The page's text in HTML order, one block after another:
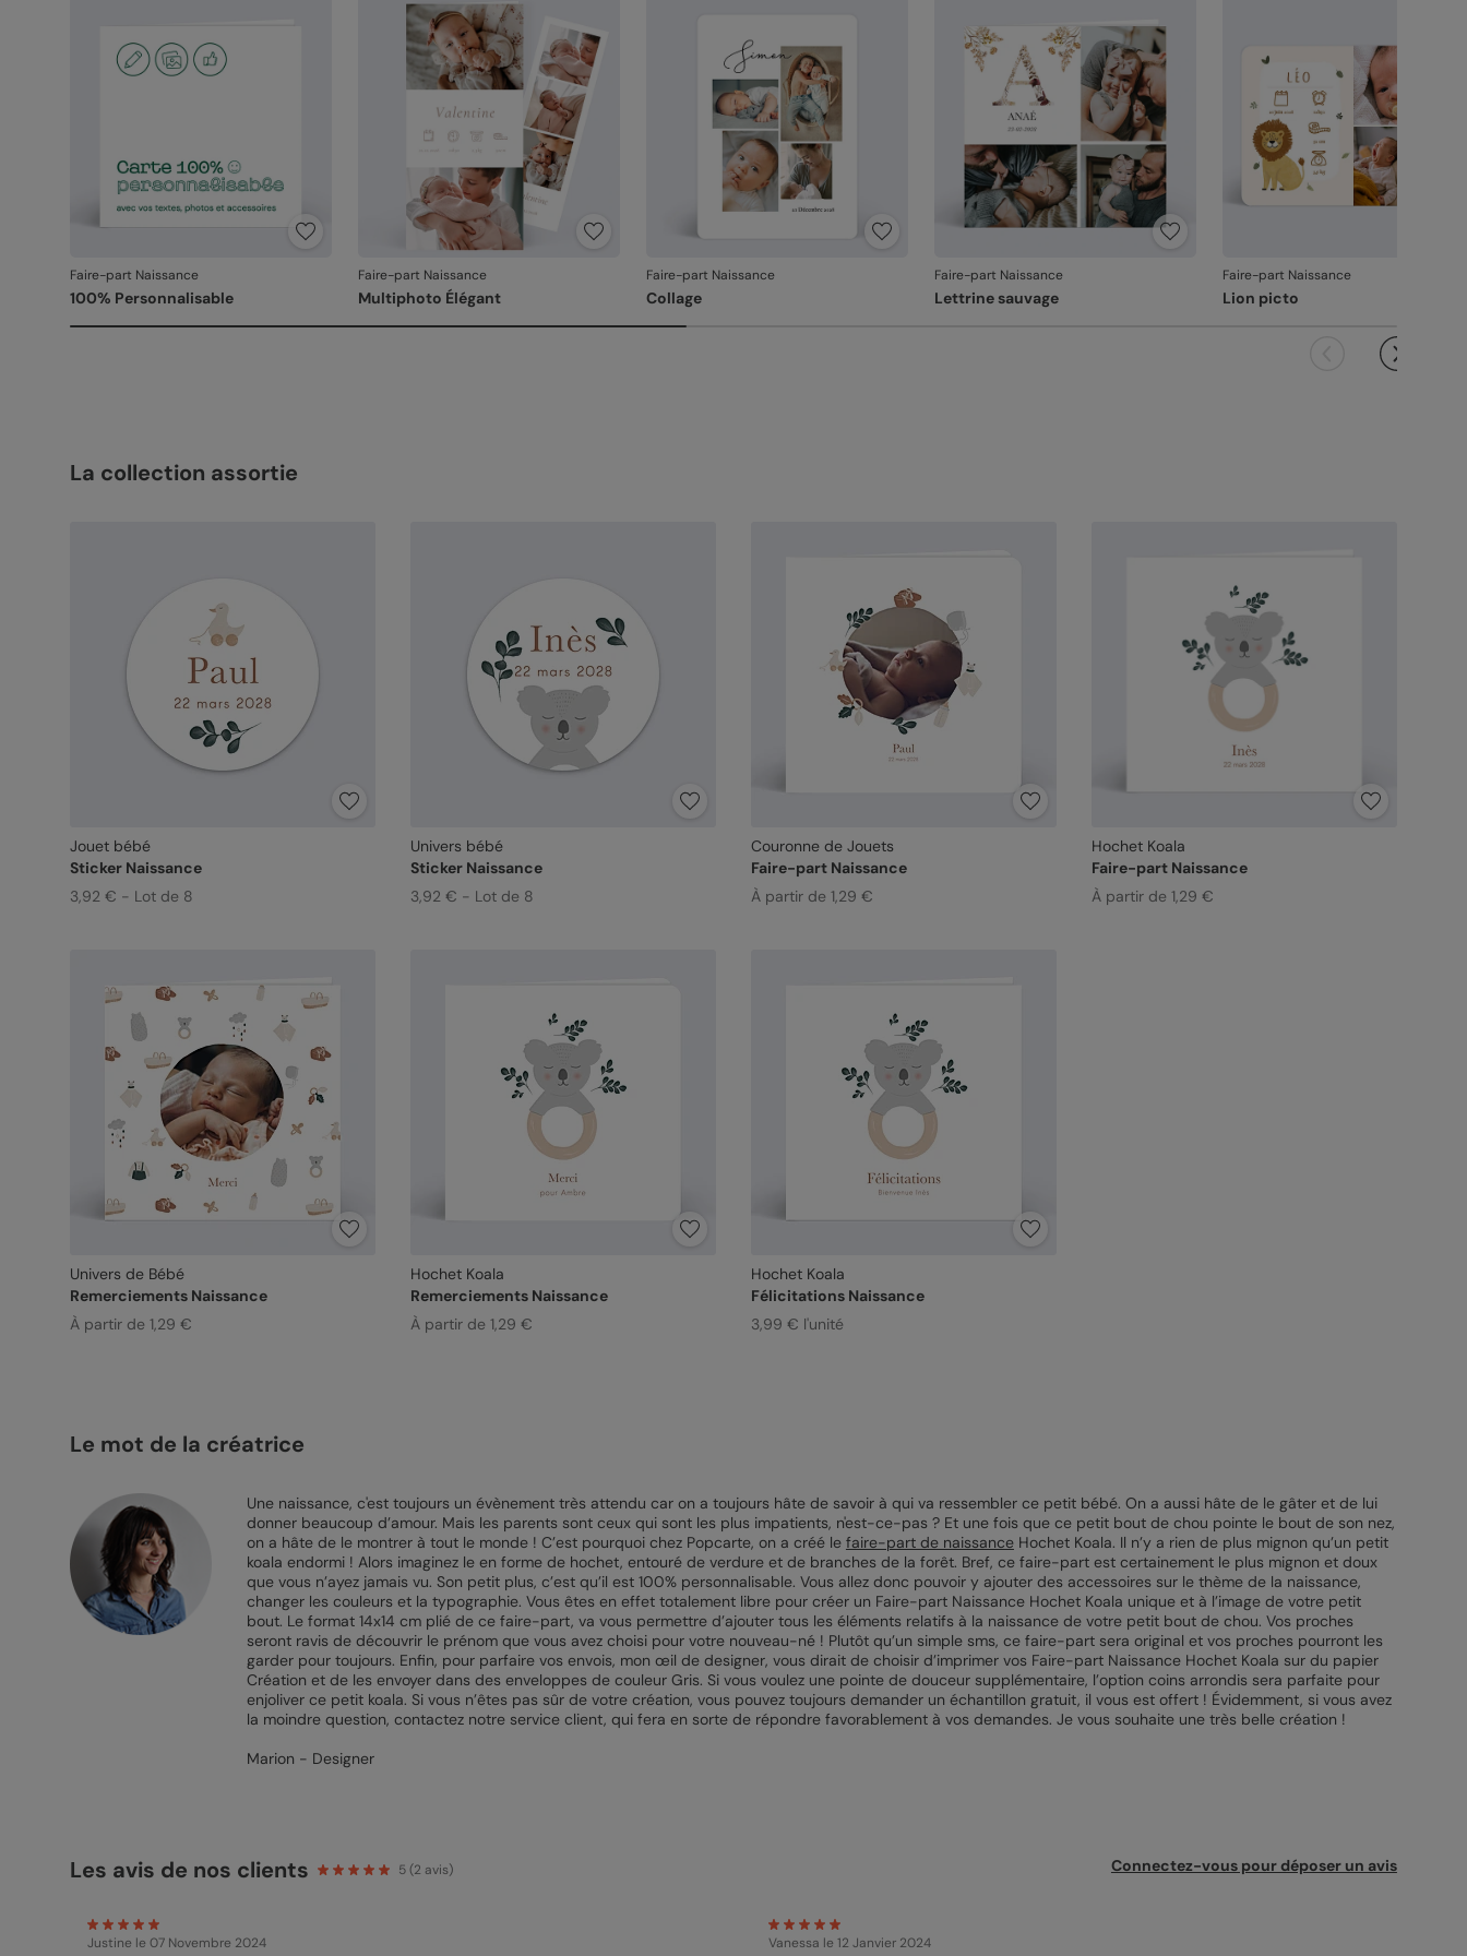
que vous avez validée (texte, photo, mise en page), le
produit ne pourra pas être repris.
Faire-part Naissance
100% Personnalisable
Faire-part Naissance
Multiphoto Élégant
Faire-part Naissance
Collage
Faire-part Naissance
Lettrine sauvage
Faire-part Naissance
Lion picto
La collection assortie
Jouet bébé
Sticker Naissance
3,92 € - Lot de 8
Univers bébé
Sticker Naissance
3,92 € - Lot de 8
Couronne de Jouets
Faire-part Naissance
À partir de 1,29 €
Hochet Koala
Faire-part Naissance
À partir de 1,29 €
Univers de Bébé
Remerciements Naissance
À partir de 1,29 €
Hochet Koala
Remerciements Naissance
À partir de 1,29 €
Hochet Koala
Félicitations Naissance
3,99 € l'unité
Le mot de la créatrice
Une naissance, c'est toujours un évènement très attendu car on a toujours hâte de savoir à qui va ressembler ce petit bébé. On a aussi hâte de le gâter et de lui
donner beaucoup d’amour. Mais les parents sont ceux qui sont les plus impatients, n'est-ce-pas ? Et une fois que ce petit bout de chou pointe le bout de son nez,
on a hâte de le montrer à tout le monde ! C’est pourquoi chez Popcarte, on a créé le faire-part de naissanceHochet Koala. Il n’y a rien de plus mignon qu’un petit
koala endormi ! Alors imaginez le en forme de hochet, entouré de verdure et de branches de la forêt. Bref, ce faire-part est certainement le plus mignon et doux
que vous n’ayez jamais vu. Son petit plus, c’est qu’il est 100% personnalisable. Vous allez donc pouvoir y ajouter des accessoires sur le thème de la naissance,
changer les couleurs et la typographie. Vous êtes en effet totalement libre pour créer un Faire-part Naissance Hochet Koala unique et à l’image de votre petit
bout. Le format 14x14 cm plié de ce faire-part, va vous permettre d’ajouter tous les éléments relatifs à la naissance de votre petit bout de chou. Vos proches
seront ravis de découvrir le prénom que vous avez choisi pour votre nouveau-né ! Plutôt qu’un simple sms, ce faire-part sera original et vos proches pourront les
garder pour toujours. Enfin, pour parfaire vos envois, mon œil de designer, vous dirait de choisir d’imprimer vos Faire-part Naissance Hochet Koala sur du papier
Création et de les envoyer dans des enveloppes de couleur Gris. Si vous voulez une pointe de douceur supplémentaire, l’option coins arrondis sera parfaite pour
enjoliver ce petit koala. Si vous n’êtes pas sûr de votre création, vous pouvez toujours demander un échantillon gratuit, il vous est offert ! Évidemment, si vous avez
la moindre question, contactez notre service client, qui fera en sorte de répondre favorablement à vos demandes. Je vous souhaite une très belle création !
Marion - Designer
Les avis de nos clients 5(2 avis) Connectez-vous pour déposer un avis
Justine le 07 Novembre 2024 Vanessa le 12 Janvier 2024